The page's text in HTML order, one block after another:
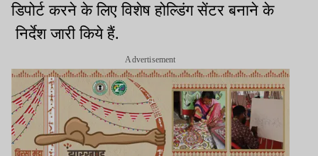
डिपोर्ट करने के लिए विशेष होल्डिंग सेंटर बनाने के
निर्देश जारी किये हैं.
Advertisement